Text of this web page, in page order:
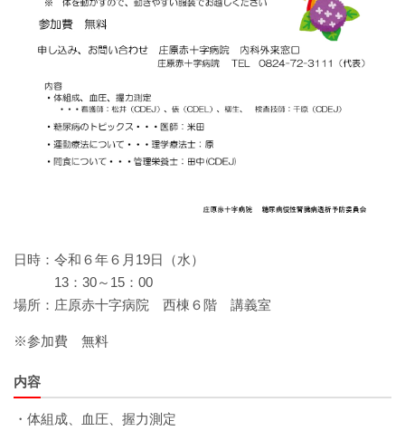
プライバシーポリシー
職員募集
院内サービス施設
総合案内
日時：令和６年６月19日（水）
13：30～15：00
場所：庄原赤十字病院 西棟６階 講義室
※参加費 無料
内容
・体組成、血圧、握力測定